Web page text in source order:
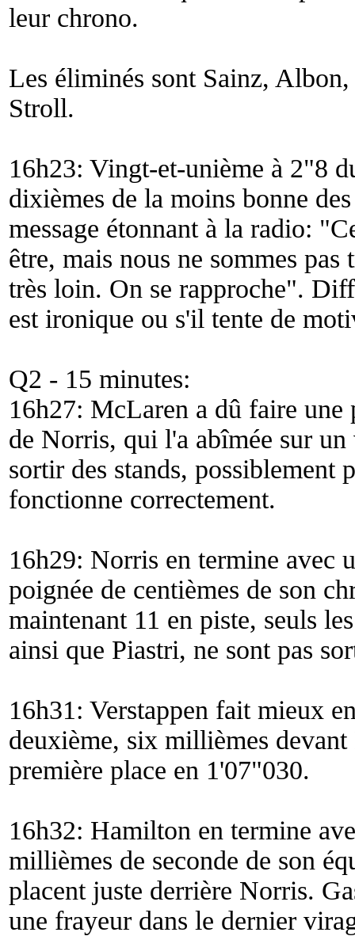
leur chrono.
Les éliminés sont Sainz,
Stroll.
16h23: Vingt-et-unième à 2"8
dixièmes de la moins bonne
message étonnant à la radio: "
être, mais nous ne sommes
très loin. On se rapproche".
est ironique ou s'il tente de
Q2 - 15 minutes:
16h27: McLaren a dû faire
de Norris, qui l'a abîmée sur
sortir des stands, possiblement
fonctionne correctement.
16h29: Norris en termine avec
poignée de centièmes de son
maintenant 11 en piste, seuls
ainsi que Piastri, ne sont pas
16h31: Verstappen fait mieux
deuxième, six millièmes
première place en 1'07"030.
16h32: Hamilton en termine
millièmes de seconde de son
placent juste derrière Norris.
une frayeur dans le dernier